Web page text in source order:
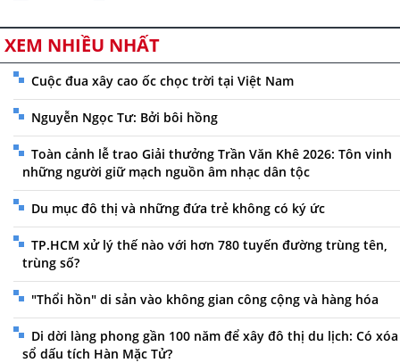
XEM NHIỀU NHẤT
Cuộc đua xây cao ốc chọc trời tại Việt Nam
Nguyễn Ngọc Tư: Bởi bôi hồng
Toàn cảnh lễ trao Giải thưởng Trần Văn Khê 2026: Tôn vinh
những người giữ mạch nguồn âm nhạc dân tộc
Du mục đô thị và những đứa trẻ không có ký ức
TP.HCM xử lý thế nào với hơn 780 tuyến đường trùng tên,
trùng số?
"Thổi hồn" di sản vào không gian công cộng và hàng hóa
Di dời làng phong gần 100 năm để xây đô thị du lịch: Có xóa
sổ dấu tích Hàn Mặc Tử?